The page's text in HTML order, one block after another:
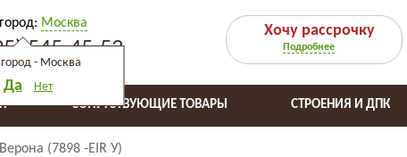
Москва
- Москва
Да Нет
545-45-53
Хочу рассрочку
Подробнее
СОПУТСТВУЮЩИЕ ТОВАРЫ СТРОЕНИЯ И ДПК
(7898 -EIR У)